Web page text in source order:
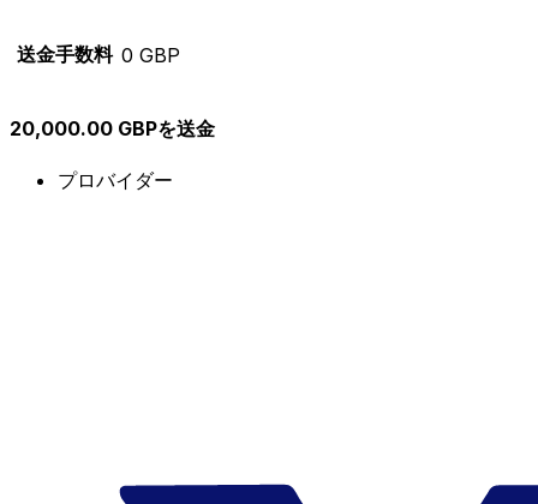
送金手数料 0 GBP
20,000.00 GBPを送金
プロバイダー